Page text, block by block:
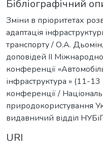
Бібліографічний
Зміни в пріоритетах
адаптація
транспорту / О.А.
доповідей ІІ
конференції
інфраструктура » (11-
конференції /
природокористування
видавничий відділ
URI